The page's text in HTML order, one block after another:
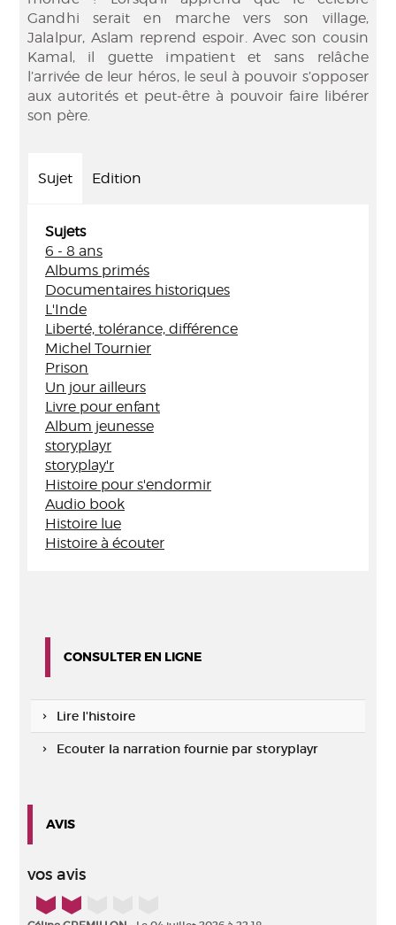
Gandhi serait en marche vers son village,
Jalalpur, Aslam reprend espoir. Avec son cousin
Kamal, il guette impatient et sans relâche
l’arrivée de leur héros, le seul à pouvoir s’opposer
aux autorités et peut-être à pouvoir faire libérer
son père.
Sujet Edition
Sujets
6 - 8 ans
Albums primés
Documentaires historiques
L'Inde
Liberté, tolérance, différence
Michel Tournier
Prison
Un jour ailleurs
Livre pour enfant
Album jeunesse
storyplayr
storyplay'r
Histoire pour s'endormir
Audio book
Histoire lue
Histoire à écouter
CONSULTER EN LIGNE
Lire l'histoire
Ecouter la narration fournie par storyplayr
AVIS
vos avis
2/5